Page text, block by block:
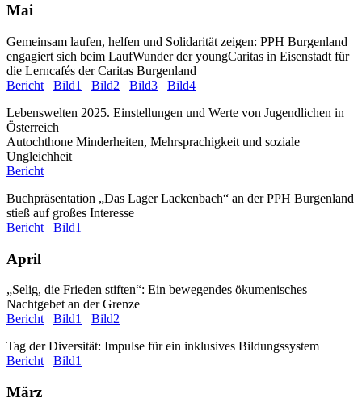
Mai
Gemeinsam laufen, helfen und Solidarität zeigen: PPH Burgenland
engagiert sich beim LaufWunder der youngCaritas in Eisenstadt für
die Lerncafés der Caritas Burgenland
Bericht
Bild1 Bild2 Bild3
Bild4
Lebenswelten 2025. Einstellungen und Werte von Jugendlichen in
Österreich
Autochthone Minderheiten, Mehrsprachigkeit und soziale
Ungleichheit
Bericht
Buchpräsentation „Das Lager Lackenbach“ an der PPH Burgenland
stieß auf großes Interesse
Bericht
Bild1
April
„Selig, die Frieden stiften“: Ein bewegendes ökumenisches
Nachtgebet an der Grenze
Bericht
Bild1
Bild2
Tag der Diversität: Impulse für ein inklusives Bildungssystem
Bericht
Bild1
März